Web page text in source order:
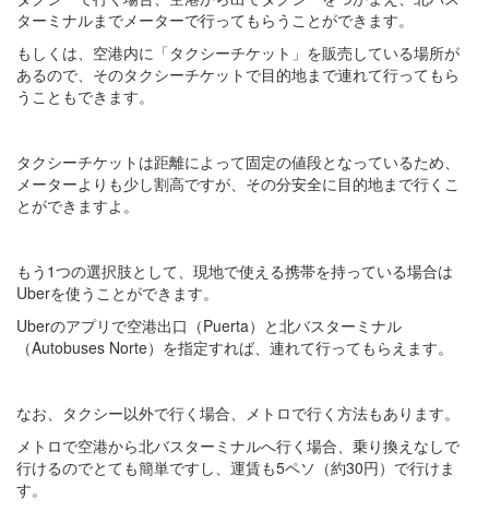
ターミナルまでメーターで行ってもらうことができます。
もしくは、空港内に「タクシーチケット」を販売している場所が
あるので、そのタクシーチケットで目的地まで連れて行ってもら
うこともできます。
タクシーチケットは距離によって固定の値段となっているため、
メーターよりも少し割高ですが、その分安全に目的地まで行くこ
とができますよ。
もう1つの選択肢として、現地で使える携帯を持っている場合は
Uberを使うことができます。
Uberのアプリで空港出口（Puerta）と北バスターミナル
（Autobuses Norte）を指定すれば、連れて行ってもらえます。
なお、タクシー以外で行く場合、メトロで行く方法もあります。
メトロで空港から北バスターミナルへ行く場合、乗り換えなしで
行けるのでとても簡単ですし、運賃も5ペソ（約30円）で行けま
す。